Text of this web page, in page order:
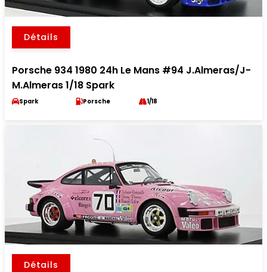
Détails
Porsche 934 1980 24h Le Mans #94 J.Almeras/J-
M.Almeras 1/18 Spark
Spark Porsche 1/18
Détails